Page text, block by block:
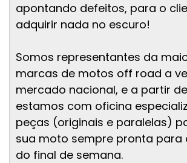
apontando defeitos, para o
adquirir nada no escuro!
Somos representantes da
marcas de motos off road a
mercado nacional, e a partir de
estamos com oficina
peças (originais e paralelas)
sua moto sempre pronta para
do final de semana.